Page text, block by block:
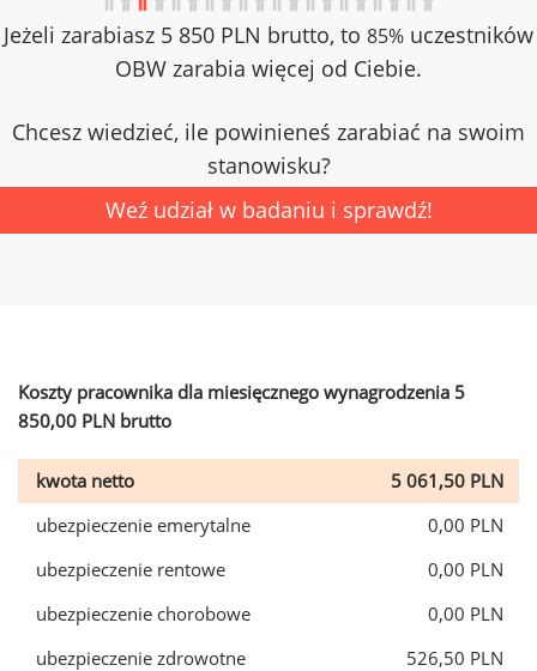
Jeżeli zarabiasz 5 850 PLN brutto, to 85% uczestników
OBW zarabia więcej od Ciebie.
Chcesz wiedzieć, ile powinieneś zarabiać na swoim
stanowisku?
Weź udział w badaniu i sprawdź!
Koszty pracownika dla miesięcznego wynagrodzenia 5
850,00 PLN brutto
kwota netto
5 061,50 PLN
ubezpieczenie emerytalne
0,00 PLN
ubezpieczenie rentowe
0,00 PLN
ubezpieczenie chorobowe
0,00 PLN
ubezpieczenie zdrowotne
526,50 PLN